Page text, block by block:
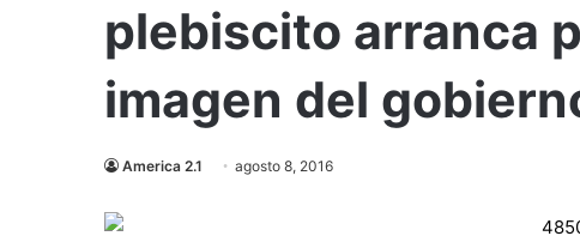
plebiscito arranca
imagen del
America 2.1 agosto 8, 2016